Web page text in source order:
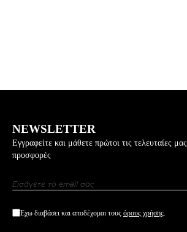
NEWSLETTER
Εγγραφείτε και μάθετε πρώτοι τις τελευταίες μας
προσφορές
Εγγραφή
Newsletter:
Έχω διαβάσει και αποδέχομαι τους όρους χρήσης.